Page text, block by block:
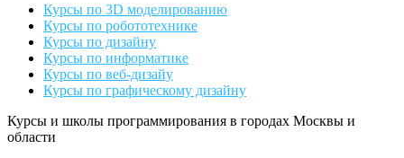
Курсы по 3D моделированию
Курсы по робототехнике
Курсы по дизайну
Курсы по информатике
Курсы по веб-дизайу
Курсы по графическому дизайну
Курсы и школы программирования в городах Москвы и
области